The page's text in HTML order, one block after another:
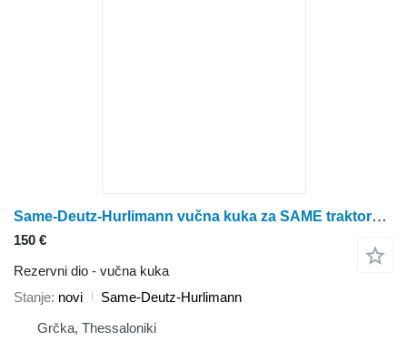
Same-Deutz-Hurlimann vučna kuka za SAME traktora na kotačima
150 €
Rezervni dio - vučna kuka
Stanje novi
Same-Deutz-Hurlimann
Grčka, Thessaloniki